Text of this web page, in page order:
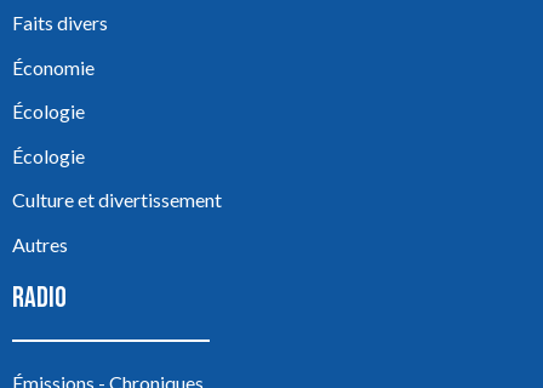
Faits divers
Économie
Écologie
Écologie
Culture et divertissement
Autres
RADIO
Émissions - Chroniques